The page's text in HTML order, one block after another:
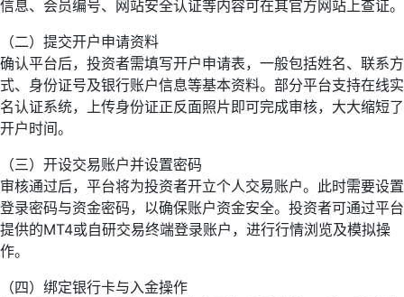
信息、会员编号、网站安全认证等内容可在其官方网站上查证。
（二）提交开户申请资料
确认平台后，投资者需填写开户申请表，一般包括姓名、联系方
式、身份证号及银行账户信息等基本资料。部分平台支持在线实
名认证系统，上传身份证正反面照片即可完成审核，大大缩短了
开户时间。
（三）开设交易账户并设置密码
审核通过后，平台将为投资者开立个人交易账户。此时需要设置
登录密码与资金密码，以确保账户资金安全。投资者可通过平台
提供的MT4或自研交易终端登录账户，进行行情浏览及模拟操
作。
（四）绑定银行卡与入金操作